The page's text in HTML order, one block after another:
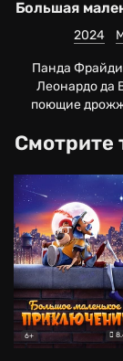
2024
Большая
Панда
Леонардо да
поющие
маленькие
Смотрите
6+